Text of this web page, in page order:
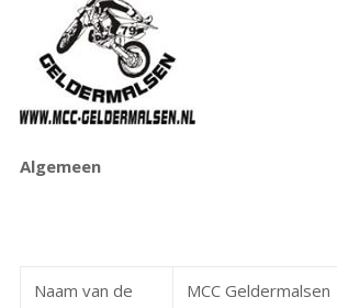
Algemeen
Naam van de
MCC Geldermalsen